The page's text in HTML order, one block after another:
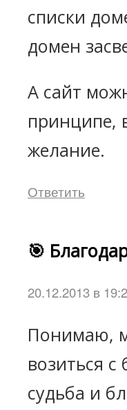
списки
домен
А сайт
принципе,
желание.
Ответить
🎯
20.12.2013 в
Понимаю,
возиться
судьба и